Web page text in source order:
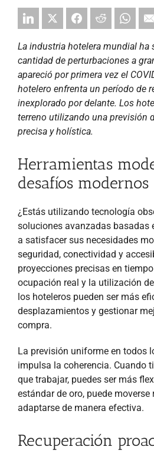
La industria hotelera mundial ha
cantidad de perturbaciones a
apareció por primera vez el
hotelero enfrenta un período de
inexplorado por delante. Los
terreno utilizando una previsión
precisa y holística.
Herramientas
desafíos modernos
¿Estás utilizando tecnología
soluciones avanzadas basadas
a satisfacer sus necesidades
seguridad, conectividad y
proyecciones precisas en
ocupación real y la utilización
los hoteleros pueden ser más
desplazamientos y gestionar
compra.
La previsión uniforme en todos
impulsa la coherencia. Cuando
que trabajar, puedes ser más
estándar de oro, puede
adaptarse de manera efectiva.
Recuperación